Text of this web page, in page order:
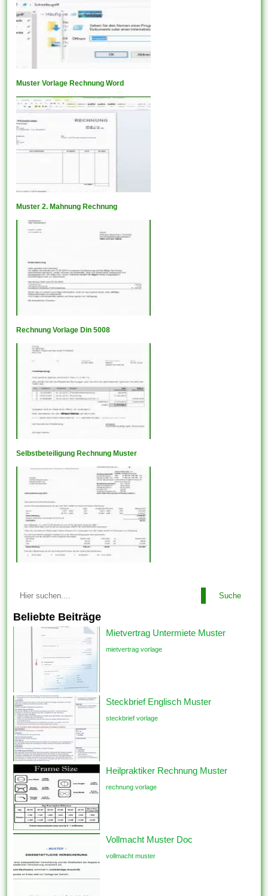
Muster Vorlage Rechnung Word
Muster 2. Mahnung Rechnung
Rechnung Vorlage Din 5008
Selbstbeteiligung Rechnung Muster
Suche
Beliebte Beiträge
Mietvertrag Untermiete Muster
mietvertrag vorlage
Steckbrief Englisch Muster
steckbrief vorlage
Heilpraktiker Rechnung Muster
rechnung vorlage
Vollmacht Muster Doc
vollmacht muster